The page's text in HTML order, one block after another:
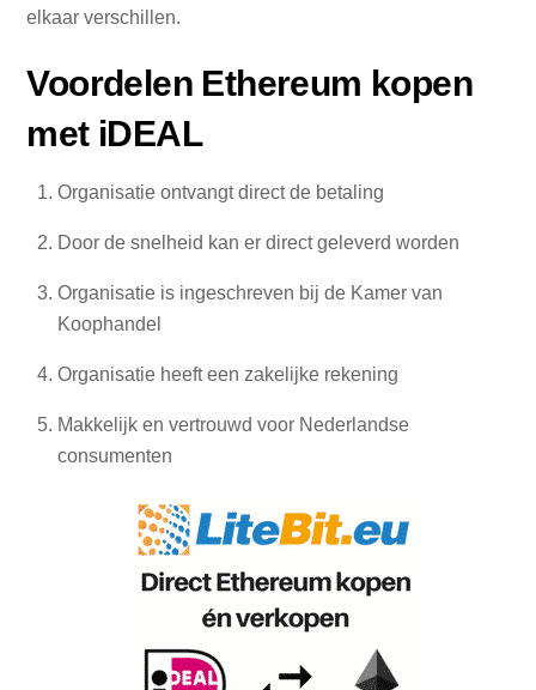
elkaar verschillen.
Voordelen Ethereum kopen
met iDEAL
Organisatie ontvangt direct de betaling
Door de snelheid kan er direct geleverd worden
Organisatie is ingeschreven bij de Kamer van
Koophandel
Organisatie heeft een zakelijke rekening
Makkelijk en vertrouwd voor Nederlandse
consumenten